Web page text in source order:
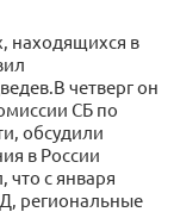
находящихся в
четверг он
СБ по
обсудили
в России
с января
региональные